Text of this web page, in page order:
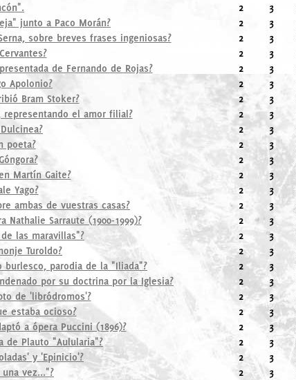
2 3
junto a Paco Morán? 2 3
sobre breves frases ingeniosas? 2 3
2 3
de Fernando de Rojas? 2 3
Apolonio? 2 3
Bram Stoker? 2 3
representando el amor filial? 2 3
2 3
poeta? 2 3
2 3
Martín Gaite? 2 3
Yago? 2 3
ambas de vuestras casas? 2 3
Sarraute (1900-1999)? 2 3
las maravillas"? 2 3
Turoldo? 2 3
burlesco, parodia de la "Iliada"? 2 3
por su doctrina por la Iglesia? 2 3
de 'libródromos'? 2 3
estaba ocioso? 2 3
a ópera Puccini (1896)? 2 3
de Plauto "Aulularia"? 2 3
y 'Epinicio'? 2 3
vez..."? 2 3